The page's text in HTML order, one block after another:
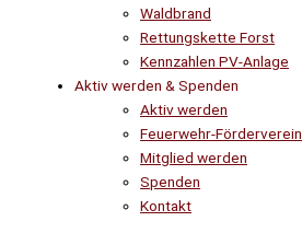
Waldbrand
Rettungskette Forst
Kennzahlen PV-Anlage
Aktiv werden & Spenden
Aktiv werden
Feuerwehr-Förderverein
Mitglied werden
Spenden
Kontakt